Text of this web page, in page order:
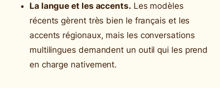
La langue et les accents. Les modèles
récents gèrent très bien le français et les
accents régionaux, mais les conversations
multilingues demandent un outil qui les prend
en charge nativement.